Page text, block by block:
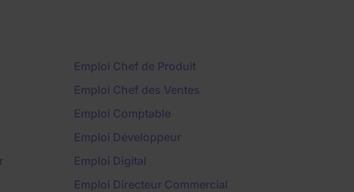
Emploi Chef de Produit
Emploi Chef des Ventes
Emploi Comptable
Emploi Développeur
Emploi Digital
Emploi Directeur Commercial